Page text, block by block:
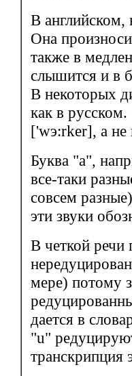
В английском,
Она
также в
слышится и в
В некоторых
как в
['wэ:rker], а не
Буква "а",
все-таки
совсем
эти звуки
В четкой речи
мере) потому
дается в
"u"
транскрипция